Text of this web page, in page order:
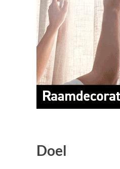
Doel